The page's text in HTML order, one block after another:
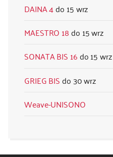
DAINA 4
15 wrz
MAESTRO 18
15 wrz
SONATA BIS 16
15 wrz
GRIEG BIS
30 wrz
Weave-UNISONO